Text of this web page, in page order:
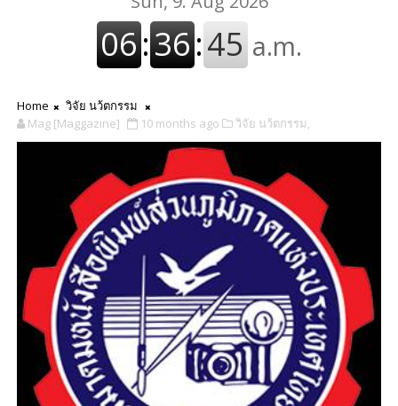
Home
วิจัย นว้ตกรรม
Mag [Maggazine]
10 months ago วิจัย นว้ตกรรม,